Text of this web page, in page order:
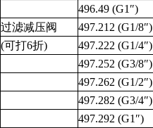
496.49 (G1″)
过滤减压阀 497.212 (G1/8″)
(可打6折) 497.222 (G1/4″)
497.252 (G3/8″)
497.262 (G1/2″)
497.282 (G3/4″)
497.292 (G1″)